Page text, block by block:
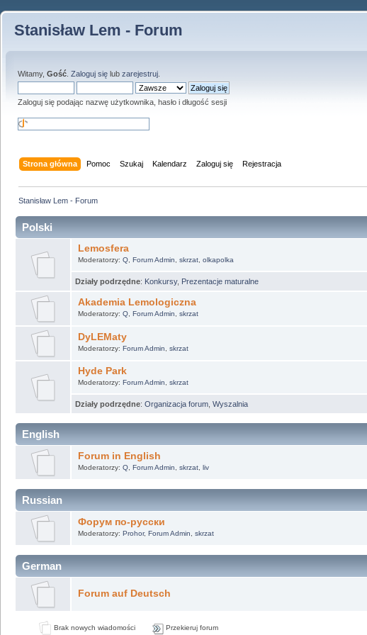
Stanisław Lem - Forum
Witamy, Gość Zaloguj się lub zarejestruj
Zaloguj się podając nazwę użytkownika, hasło i długość sesji
Strona główna Pomoc Szukaj Kalendarz Zaloguj się Rejestracja
Stanisław Lem - Forum
Polski
Lemosfera
Moderatorzy: Q, Forum Admin skrzat, olkapolka
Działy podrzędne: Konkursy, Prezentacje maturalne
Akademia Lemologiczna
Moderatorzy: Q, Forum Admin skrzat
DyLEMaty
Moderatorzy: Forum Admin skrzat
Hyde Park
Moderatorzy: Forum Admin skrzat
Działy podrzędne: Organizacja forum Wyszalnia
English
Forum in English
Moderatorzy: Q, Forum Admin skrzat, liv
Russian
Форум по-русски
Moderatorzy: Prohor, Forum Admin skrzat
German
Forum auf Deutsch
Brak nowych wiadomości Przekieruj forum